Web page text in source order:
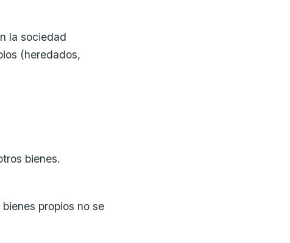
la sociedad
(heredados,
bienes.
propios no se